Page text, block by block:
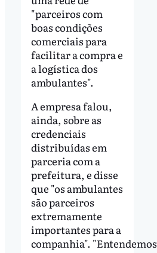
"parceiros com
boas condições
comerciais para
facilitar a compra e
a logística dos
ambulantes".
A empresa falou,
ainda, sobre as
credenciais
distribuídas em
parceria com a
prefeitura, e disse
que "os ambulantes
são parceiros
extremamente
importantes para a
companhia". "Entendemos